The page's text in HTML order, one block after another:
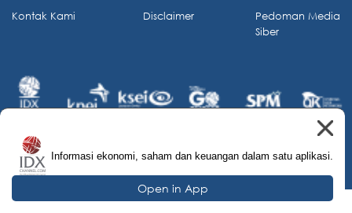
Kontak Kami
Disclaimer
Pedoman Media
Siber
© 2026 IDX Channel. All Rights Reserved.
Informasi ekonomi, saham dan keuangan dalam satu aplikasi.
Open in App